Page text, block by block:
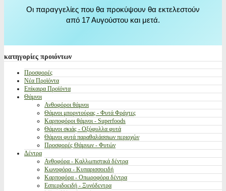
Οι παραγγελίες που θα προκύψουν θα εκτελεστούν
από 17 Αυγούστου και μετά.
κατηγορίες προιόντων
Προσφορές
Νέα Προϊόντα
Επίκαιρα Προϊόντα
Θάμνοι
Ανθοφόροι θάμνοι
Θάμνοι μπορντούρας - Φυτά Φράχτες
Καρποφόροι θάμνοι - Superfoods
Θάμνοι σκιάς - Οξύφυλλα φυτά
Θάμνοι φυτά παραθαλάσσιων περιοχών
Προσφορές Θάμνων - Φυτών
Δέντρα
Ανθοφόρα - Καλλωπιστικά δέντρα
Κωνοφόρα - Κυπαρισσοειδή
Καρποφόρα - Οπωροφόρα δέντρα
Εσπεριδοειδή - Ξυνόδεντρα